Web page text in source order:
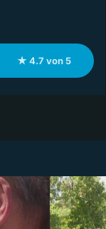
★ 4.7 von 5